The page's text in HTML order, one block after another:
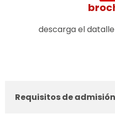
descarga el
Requisitos de admisión